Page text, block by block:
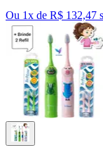
Ou 1x de R$ 132,47